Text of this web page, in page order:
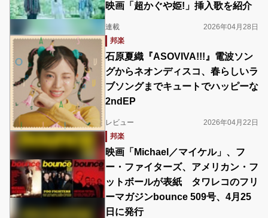
映画「超かぐや姫!」挿入歌を紹介
連載
2026年04月28日
邦楽
石原夏織『ASOVIVA!!!』電波ソン
グからネオンディスコ、春らしいラ
ブソングまでキュートでハッピーな
2ndEP
レビュー
2026年04月22日
邦楽
映画「Michael／マイケル」、フ
ー・ファイターズ、アメリカン・フ
ットボールが表紙 タワレコのフリ
ーマガジンbounce 509号、4月25
日に発行